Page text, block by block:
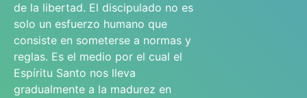
de la libertad. El discipulado no es
solo un esfuerzo humano que
consiste en someterse a normas y
reglas. Es el medio por el cual el
Espíritu Santo nos lleva
gradualmente a la madurez en